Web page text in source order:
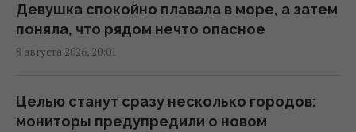
19:19 суббота, 08 августа 2026
Маск не разрешил Украине использовать
19:19 суббота, 08 августа 2026
Девушка спокойно плавала в море, а затем
поняла, что рядом нечто опасное
8 августа 2026, 20:01
Целью станут сразу несколько городов:
мониторы предупредили о новом